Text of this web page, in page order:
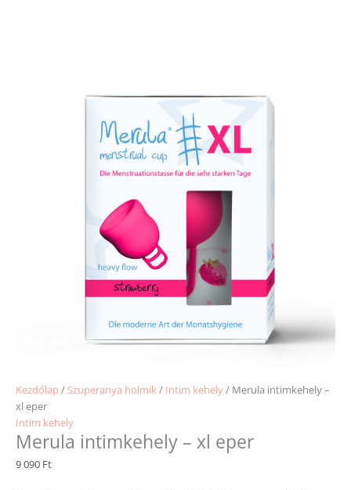
Kezdőlap / Szuperanya holmik/ Intim kehely/ Merula intimkehely –
xl eper
Intim kehely
Merula intimkehely – xl eper
9 090 Ft